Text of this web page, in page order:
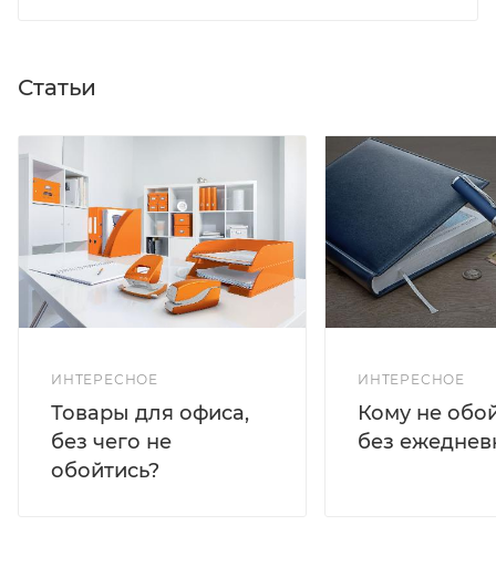
Статьи
ИНТЕРЕСНОЕ
Товары для офиса,
без чего не
обойтись?
ИНТЕРЕСНОЕ
Кому не
без